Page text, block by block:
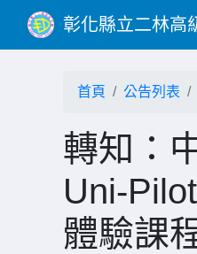
彰化縣立二林高
首頁 公告列表
轉知：
Uni-
體驗課